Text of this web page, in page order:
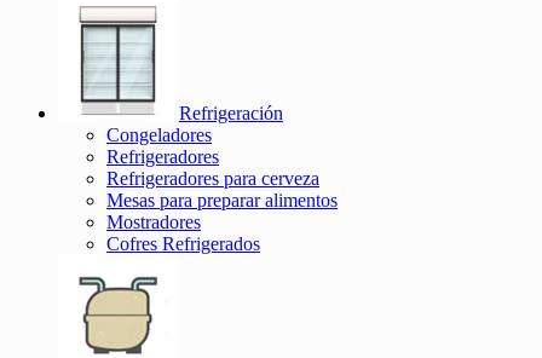
Refrigeración
Congeladores
Refrigeradores
Refrigeradores para cerveza
Mesas para preparar alimentos
Mostradores
Cofres Refrigerados